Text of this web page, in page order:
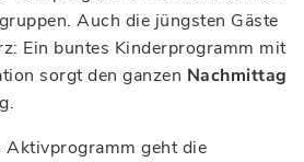
Auch die jüngsten Gäste
Ein buntes Kinderprogramm mit
sorgt den ganzen Nachmittag
Aktivprogramm geht die